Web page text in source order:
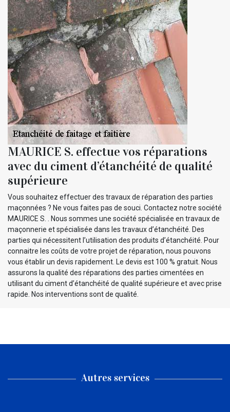
MAURICE S. effectue vos réparations
avec du ciment d’étanchéité de qualité
supérieure
Vous souhaitez effectuer des travaux de réparation des parties
maçonnées ? Ne vous faites pas de souci. Contactez notre société
MAURICE S. . Nous sommes une société spécialisée en travaux de
maçonnerie et spécialisée dans les travaux d’étanchéité. Des
parties qui nécessitent l’utilisation des produits d’étanchéité. Pour
connaitre les coûts de votre projet de réparation, nous pouvons
vous établir un devis rapidement. Le devis est 100 % gratuit. Nous
assurons la qualité des réparations des parties cimentées en
utilisant du ciment d’étanchéité de qualité supérieure et avec prise
rapide. Nos interventions sont de qualité.
Autres services